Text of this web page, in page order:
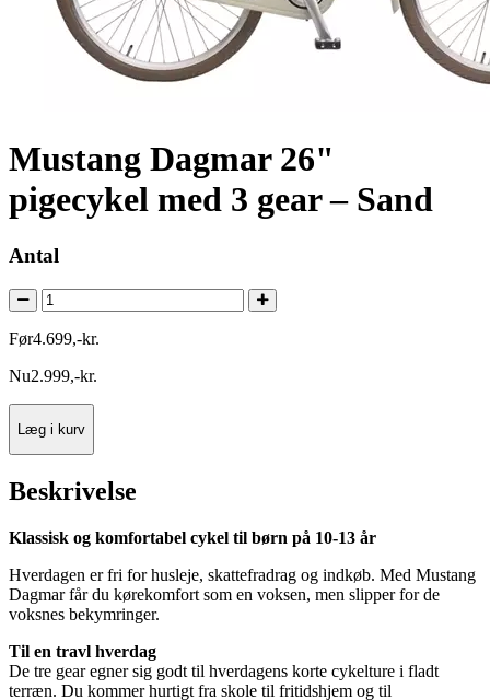
Mustang Dagmar 26"
pigecykel med 3 gear – Sand
Antal
Før4.699,-kr.
Nu2.999,-kr.
Læg i kurv
Beskrivelse
Klassisk og komfortabel cykel til børn på 10-13 år
Hverdagen er fri for husleje, skattefradrag og indkøb. Med Mustang
Dagmar får du kørekomfort som en voksen, men slipper for de
voksnes bekymringer.
Til en travl hverdag
De tre gear egner sig godt til hverdagens korte cykelture i fladt
terræn. Du kommer hurtigt fra skole til fritidshjem og til